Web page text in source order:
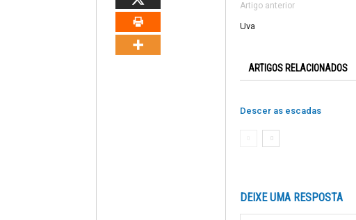
Artigo anterior
Uva
ARTIGOS RELACIONADOS
Descer as escadas
DEIXE UMA RESPOSTA